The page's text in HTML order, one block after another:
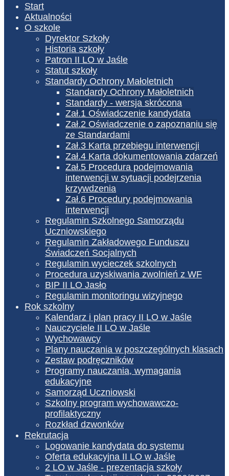
Start
Aktualności
O szkole
Dyrektor Szkoły
Historia szkoły
Patron II LO w Jaśle
Statut szkoły
Standardy Ochrony Małoletnich
Standardy Ochrony Małoletnich
Standardy - wersja skrócona
Zał.1 Oświadczenie kandydata
Zał.2 Oświadczenie o zapoznaniu się
ze Standardami
Zał.3 Karta przebiegu interwencji
Zał.4 Karta dokumentowania zdarzeń
Zał.5 Procedura podejmowania
interwencji w sytuacji podejrzenia
krzywdzenia
Zał.6 Procedury podejmowania
interwencji
Regulamin Szkolnego Samorządu
Uczniowskiego
Regulamin Zakładowego Funduszu
Świadczeń Socjalnych
Regulamin wycieczek szkolnych
Procedura uzyskiwania zwolnień z WF
BIP II LO Jasło
Regulamin monitoringu wizyjnego
Rok szkolny
Kalendarz i plan pracy II LO w Jaśle
Nauczyciele II LO w Jaśle
Wychowawcy
Plany nauczania w poszczególnych klasach
Zestaw podręczników
Programy nauczania, wymagania
edukacyjne
Samorząd Uczniowski
Szkolny program wychowawczo-
profilaktyczny
Rozkład dzwonków
Rekrutacja
Logowanie kandydata do systemu
Oferta edukacyjna II LO w Jaśle
2 LO w Jaśle - prezentacja szkoły